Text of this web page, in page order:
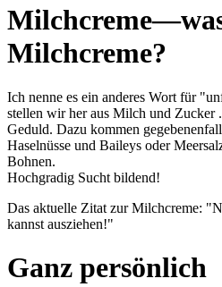
Milchcreme?
Ich nen­ne es ein anderes Wort für
stel­len wir her aus Milch und Zucker
Ge­duld. Dazu kom­men
Hasel­nüsse und Baileys oder
Boh­nen.
Hochgradig Sucht bildend!
Das aktuelle Zitat zur Milchcreme:
kannst ausziehen!"
Ganz persönlich